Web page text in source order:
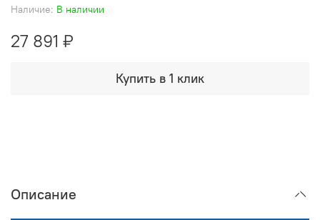
Наличие: В наличии
27 891 ₽
Купить в 1 клик
Описание